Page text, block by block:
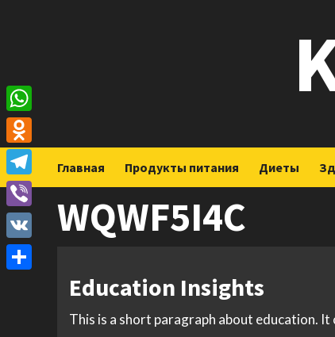
Главная Продукты питания Диеты
WQWF5I4C
Education Insights
This is a short paragraph about education.
WhatsApp
Odnoklassniki
Telegram
Viber
VK
Отправить